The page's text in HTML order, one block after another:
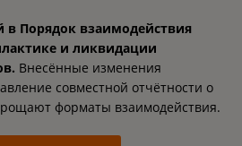
в Порядок взаимодействия
и ликвидации
Внесённые изменения
совместной отчётности о
форматы взаимодействия.